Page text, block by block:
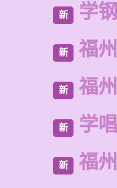
新 学
新 福
新 福
新 学
新 福